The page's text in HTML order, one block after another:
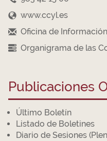
www.ccyl.es
Oficina de Información
Organigrama de las
Publicaciones
Último Boletín
Listado de Boletines
Diario de Sesiones